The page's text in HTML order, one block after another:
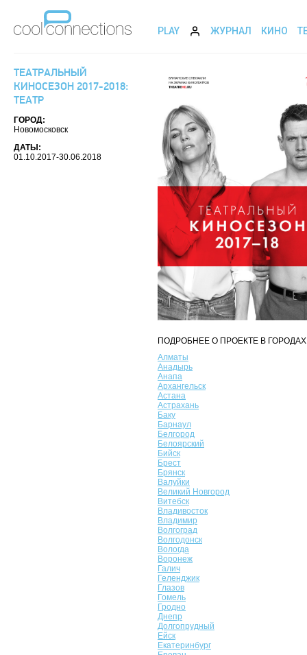
PLAY ЖУРНАЛ КИНО
ТЕАТРАЛЬНЫЙ
КИНОСЕЗОН 2017-2018:
ТЕАТР
ГОРОД:
Новомосковск
ДАТЫ:
01.10.2017-30.06.2018
ПОДРОБНЕЕ О ПРОЕКТЕ В
Алматы
Анадырь
Анапа
Архангельск
Астана
Астрахань
Баку
Барнаул
Белгород
Белоярский
Бийск
Брест
Брянск
Валуйки
Великий Новгород
Витебск
Владивосток
Владимир
Волгоград
Волгодонск
Вологда
Воронеж
Галич
Геленджик
Глазов
Гомель
Гродно
Днепр
Долгопрудный
Ейск
Екатеринбург